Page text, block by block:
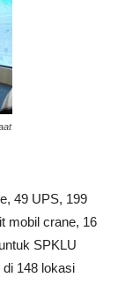
49 UPS, 199
mobil crane, 16
SPKLU
148 lokasi